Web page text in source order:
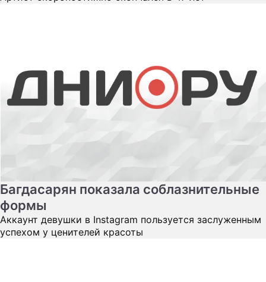
Багдасарян показала соблазнительные
формы
Аккаунт девушки в Instagram пользуется заслуженным
успехом у ценителей красоты